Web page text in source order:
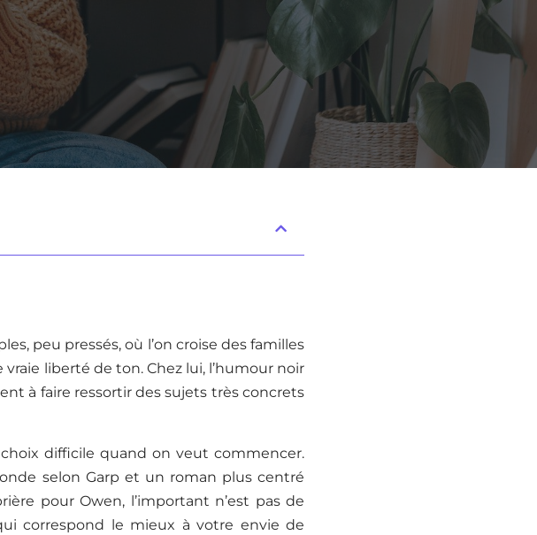
peu pressés, où l’on croise des familles
liberté de ton. Chez lui, l’humour noir
à faire ressortir des sujets très concrets
difficile quand on veut commencer.
selon Garp et un roman plus centré
pour Owen, l’important n’est pas de
correspond le mieux à votre envie de